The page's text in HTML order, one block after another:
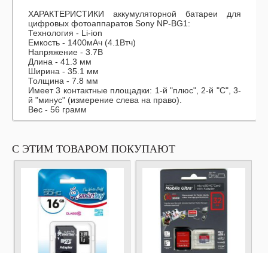
ХАРАКТЕРИСТИКИ аккумуляторной батареи для
цифровых фотоаппаратов Sony NP-BG1:
Технология - Li-ion
Емкость - 1400мАч (4.1Втч)
Напряжение - 3.7В
Длина - 41.3 мм
Ширина - 35.1 мм
Толщина - 7.8 мм
Имеет 3 контактные площадки: 1-й "плюс", 2-й "С", 3-
й "минус" (измерение слева на право).
Вес - 56 грамм
С ЭТИМ ТОВАРОМ ПОКУПАЮТ